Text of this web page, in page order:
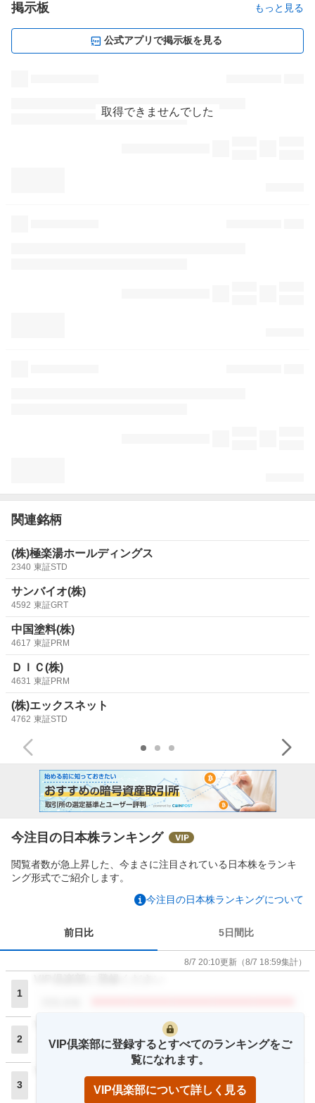
掲示板 もっと見る
公式アプリで掲示板を見る
取得できませんでした
関連銘柄
(株)極楽湯ホールディングス
2340 東証STD
サンバイオ(株)
4592 東証GRT
中国塗料(株)
4617 東証PRM
ＤＩＣ(株)
4631 東証PRM
(株)エックスネット
4762 東証STD
今注目の日本株ランキング
閲覧者数が急上昇した、今まさに注目されている日本株をランキ
ング形式でご紹介します。
今注目の日本株ランキングについて
前日比 5日間比
8/7 20:10更新 （8/7 18:59集計）
1
2
VIP倶楽部に登録ください
閲覧者数
3
VIP倶楽部に登録するとすべてのランキングをご
覧になれます。
VIP倶楽部について詳しく見る